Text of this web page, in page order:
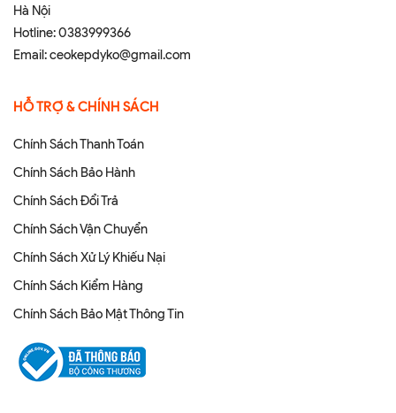
Hà Nội
Hotline:0383999366
Email:ceokepdyko@gmail.com
HỖ TRỢ & CHÍNH SÁCH
Chính Sách Thanh Toán
Chính Sách Bảo Hành
Chính Sách Đổi Trả
Chính Sách Vận Chuyển
Chính Sách Xử Lý Khiếu Nại
Chính Sách Kiểm Hàng
Chính Sách Bảo Mật Thông Tin